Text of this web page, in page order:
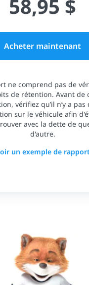
58,95 $
Acheter maintenant
ne comprend pas de
de rétention. Avant de
vérifiez qu’il n’y a
sur le véhicule afin
avec la dette de
d'autre.
un exemple de